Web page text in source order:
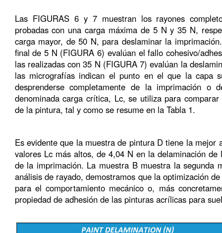
Las FIGURAS 6 y 7 muestran los rayones
probadas con una carga máxima de 5 N y 35 N,
carga mayor, de 50 N, para deslaminar la
final de 5 N (FIGURA 6) evalúan el fallo cohesivo/
las realizadas con 35 N (FIGURA 7) evalúan la
las micrografías indican el punto en el que la capa
desprenderse completamente de la imprimación
denominada carga crítica, Lc, se utiliza para
de la pintura, tal y como se resume en la Tabla 1.
Es evidente que la muestra de pintura D tiene la mejor
valores Lc más altos, de 4,04 N en la delaminación
de la imprimación. La muestra B muestra la segunda
análisis de rayado, demostramos que la optimización
para el comportamiento mecánico o, más
propiedad de adhesión de las pinturas acrílicas para